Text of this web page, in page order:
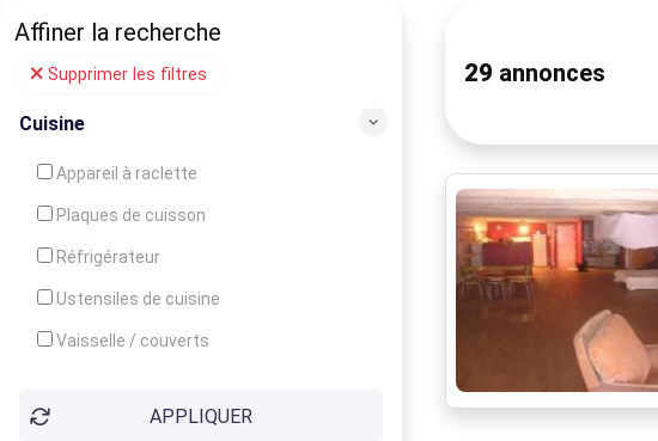
Affiner la recherche
Supprimer les filtres
Cuisine
Appareil à raclette
Plaques de cuisson
Réfrigérateur
Ustensiles de cuisine
Vaisselle / couverts
APPLIQUER
29 annonces